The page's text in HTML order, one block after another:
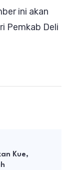
ini akan
Pemkab Deli
Kue,